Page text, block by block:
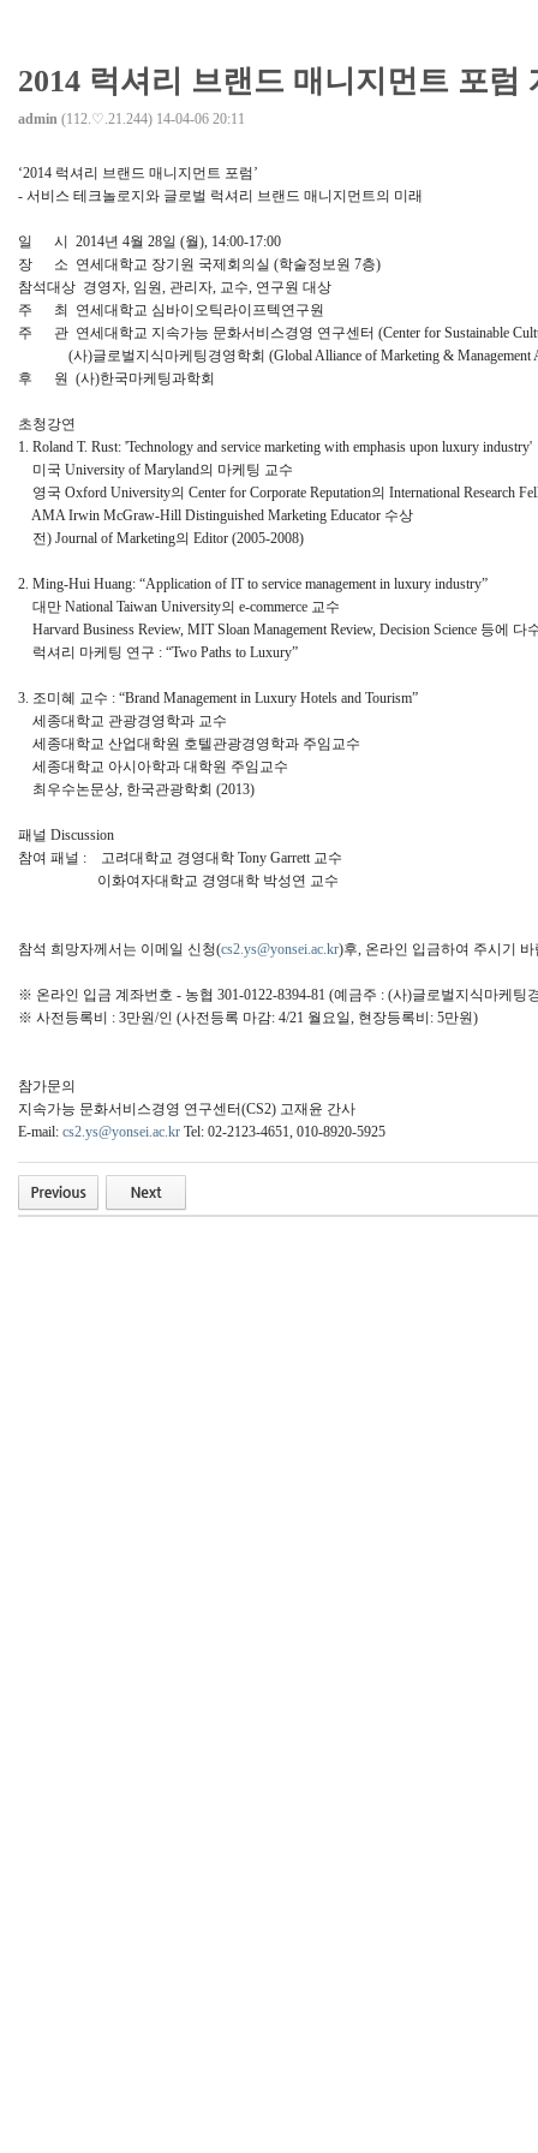
2014 럭셔리 브랜드 매니지먼트 포럼
admin (112.♡.21.244) 14-04-06 20:11
‘2014 럭셔리 브랜드 매니지먼트 포럼’
- 서비스 테크놀로지와 글로벌 럭셔리 브랜드 매니지먼트의 미래
일 시 2014년 4월 28일 (월), 14:00-17:00
장 소 연세대학교 장기원 국제회의실 (학술정보원 7층)
참석대상 경영자, 임원, 관리자, 교수, 연구원 대상
주 최 연세대학교 심바이오틱라이프텍연구원
주 관 연세대학교 지속가능 문화서비스경영 연구센터 (Center for Sustainable
(사)글로벌지식마케팅경영학회 (Global Alliance of Marketing & Management
후 원 (사)한국마케팅과학회
초청강연
1. Roland T. Rust: 'Technology and service marketing with emphasis upon luxury industry'
미국 University of Maryland의 마케팅 교수
영국 Oxford University의 Center for Corporate Reputation의 International Research
AMA Irwin McGraw-Hill Distinguished Marketing Educator 수상
전) Journal of Marketing의 Editor (2005-2008)
2. Ming-Hui Huang: “Application of IT to service management in luxury industry”
대만 National Taiwan University의 e-commerce 교수
Harvard Business Review, MIT Sloan Management Review, Decision Science 등에 다
럭셔리 마케팅 연구 : “Two Paths to Luxury”
3. 조미혜 교수 : “Brand Management in Luxury Hotels and Tourism”
세종대학교 관광경영학과 교수
세종대학교 산업대학원 호텔관광경영학과 주임교수
세종대학교 아시아학과 대학원 주임교수
최우수논문상, 한국관광학회 (2013)
패널 Discussion
참여 패널 : 고려대학교 경영대학 Tony Garrett 교수
이화여자대학교 경영대학 박성연 교수
참석 희망자께서는 이메일 신청(cs2.ys@yonsei.ac.kr)후, 온라인 입금하여 주시기 바
※ 온라인 입금 계좌번호 - 농협 301-0122-8394-81 (예금주 : (사)글로벌지식마케팅
※ 사전등록비 : 3만원/인 (사전등록 마감: 4/21 월요일, 현장등록비: 5만원)
참가문의
지속가능 문화서비스경영 연구센터(CS2) 고재윤 간사
E-mail: cs2.ys@yonsei.ac.kr Tel: 02-2123-4651, 010-8920-5925